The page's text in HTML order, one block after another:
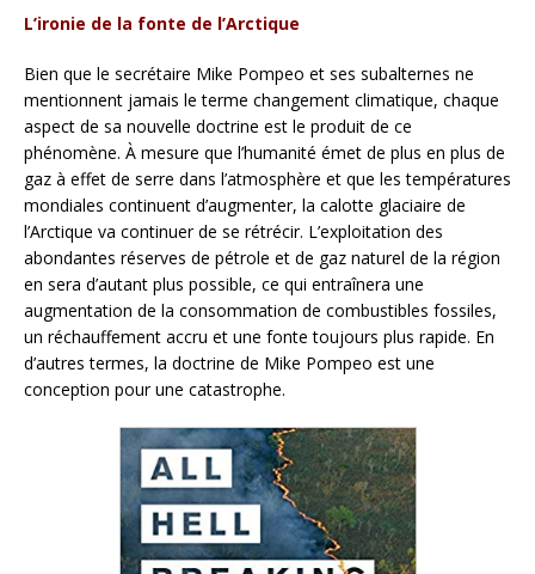
L’ironie de la fonte de l’Arctique
Bien que le secrétaire Mike Pompeo et ses subalternes ne
mentionnent jamais le terme changement climatique, chaque
aspect de sa nouvelle doctrine est le produit de ce
phénomène. À mesure que l’humanité émet de plus en plus de
gaz à effet de serre dans l’atmosphère et que les températures
mondiales continuent d’augmenter, la calotte glaciaire de
l’Arctique va continuer de se rétrécir. L’exploitation des
abondantes réserves de pétrole et de gaz naturel de la région
en sera d’autant plus possible, ce qui entraînera une
augmentation de la consommation de combustibles fossiles,
un réchauffement accru et une fonte toujours plus rapide. En
d’autres termes, la doctrine de Mike Pompeo est une
conception pour une catastrophe.